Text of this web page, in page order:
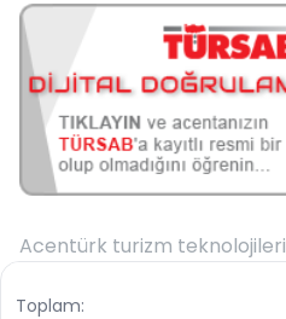
Toplam:
Acentürk turizm teknolojileri